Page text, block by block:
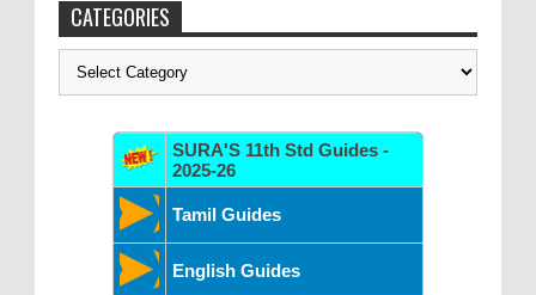
CATEGORIES
Categories
SURA'S 11th Std Guides -
2025-26
Tamil Guides
English Guides